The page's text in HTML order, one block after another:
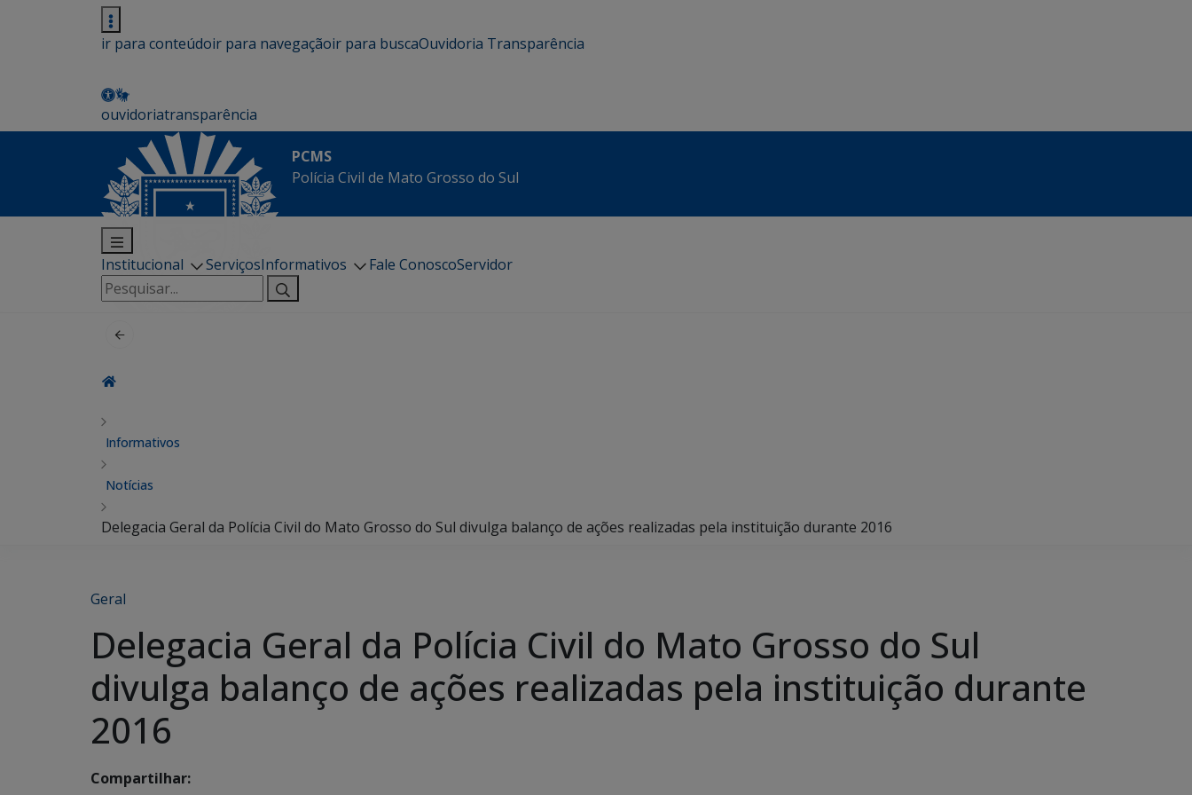
ir para conteúdoir para navegaçãoir para buscaOuvidoria Transparência
ouvidoriatransparência
PCMS
Polícia Civil de Mato Grosso do Sul
Institucional ServiçosInformativos Fale ConoscoServidor
Pesquisar
por:
Informativos
Notícias
Delegacia Geral da Polícia Civil do Mato Grosso do Sul divulga balanço de ações realizadas pela instituição durante 2016
Geral
Delegacia Geral da Polícia Civil do Mato Grosso do Sul
divulga balanço de ações realizadas pela instituição durante
2016
Compartilhar: